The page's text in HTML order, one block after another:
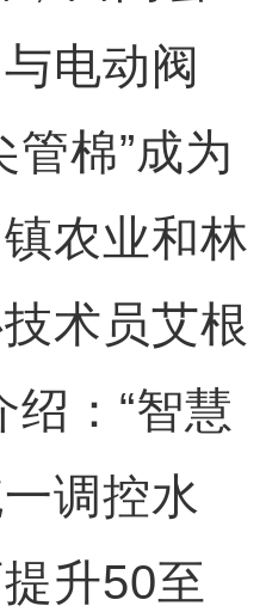
电动阀
管棉”成为
农业和林
术员艾根
绍：“智慧
调控水
升50至